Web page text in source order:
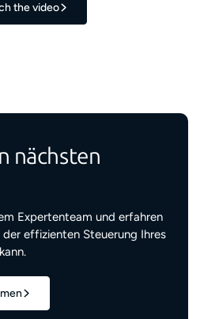
the video
nächsten
Expertenteam und erfahren
der effizienten Steuerung Ihres